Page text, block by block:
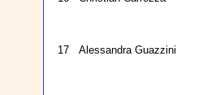
17 Alessandra Guazzini